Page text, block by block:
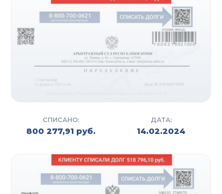
СПИСАНО:
800 277,91 руб.
ДАТА:
14.02.2024